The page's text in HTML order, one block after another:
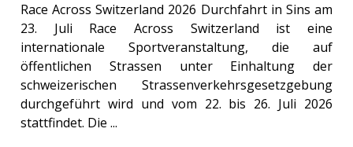
Mitteilungen
Race Across Switzerland 2026 Durchfahrt in Sins am
23. Juli Race Across Switzerland ist eine
internationale Sportveranstaltung, die auf
öffentlichen Strassen unter Einhaltung der
schweizerischen Strassenverkehrsgesetzgebung
durchgeführt wird und vom 22. bis 26. Juli 2026
stattfindet. Die ...